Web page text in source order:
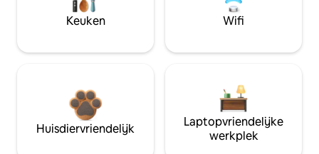
Keuken Wifi
Huisdiervriendelijk
Laptopvriendelijke
werkplek